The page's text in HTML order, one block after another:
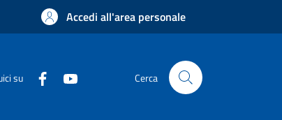
Accedi all'area personale
su Cerca